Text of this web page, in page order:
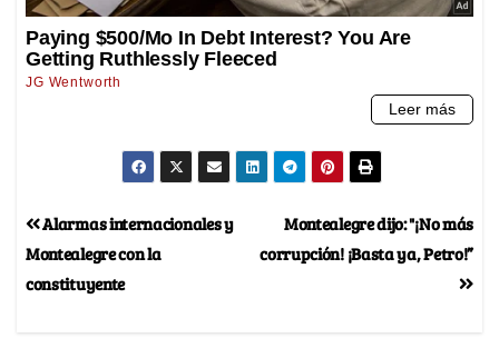
Montealegre dijo: "¡No más
corrupción! ¡Basta ya, Petro!”
Alarmas internacionales y
Montealegre con la
constituyente